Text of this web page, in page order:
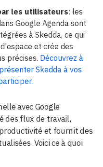
les utilisateurs: les
Google Agenda sont
à Skedda, ce qui
et crée des
précises. Découvrez à
Skedda à vos
avec Google
des flux de travail,
et fournit des
Voici ce à quoi